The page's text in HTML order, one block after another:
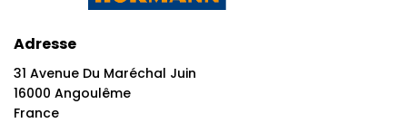
Adresse
31 Avenue Du Maréchal Juin
16000 Angoulême
France